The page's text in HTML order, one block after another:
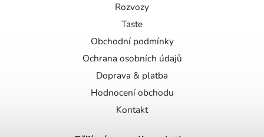
Rozvozy
Taste
Obchodní podmínky
Ochrana osobních údajů
Doprava & platba
Hodnocení obchodu
Kontakt